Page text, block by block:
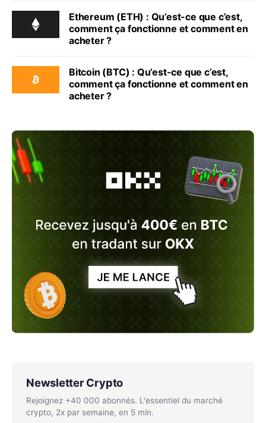
Ethereum (ETH) : Qu’est-ce que c’est,
comment ça fonctionne et comment en
acheter ?
Bitcoin (BTC) : Qu’est-ce que c’est,
comment ça fonctionne et comment en
acheter ?
Newsletter Crypto
Rejoignez +40 000 abonnés. L'essentiel du marché
crypto, 2x par semaine, en 5 min.